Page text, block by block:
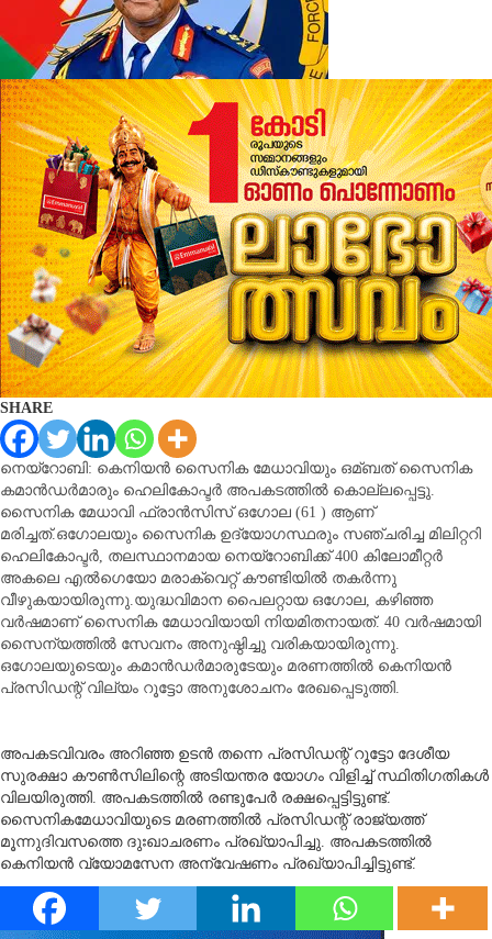
SHARE
നെയ്‌റോബി: കെനിയന്‍ സൈനിക മേധാവിയും ഒമ്ബത് സൈനിക
കമാന്‍ഡര്‍മാരും ഹെലികോപ്ടര്‍ അപകടത്തില്‍ കൊല്ലപ്പെട്ടു.
സൈനിക മേധാവി ഫ്രാന്‍സിസ് ഒഗോല (61 ) ആണ്
മരിച്ചത്.ഒഗോലയും സൈനിക ഉദ്യോഗസ്ഥരും സഞ്ചരിച്ച മിലിറ്ററി
ഹെലികോപ്ടര്‍, തലസ്ഥാനമായ നെയ്‌റോബിക്ക് 400 കിലോമീറ്റര്‍
അകലെ എല്‍ഗെയോ മരാക്വെറ്റ് കൗണ്ടിയില്‍ തകര്‍ന്നു
വീഴുകയായിരുന്നു. യുദ്ധവിമാന പൈലറ്റായ ഒഗോല, കഴിഞ്ഞ
വര്‍ഷമാണ് സൈനിക മേധാവിയായി നിയമിതനായത്. 40 വര്‍ഷമായി
സൈന്യത്തില്‍ സേവനം അനുഷ്ഠിച്ചു വരികയായിരുന്നു.
ഒഗോലയുടെയും കമാന്‍ഡര്‍മാരുടേയും മരണത്തില്‍ കെനിയന്‍
പ്രസിഡന്റ് വില്യം റൂട്ടോ അനുശോചനം രേഖപ്പെടുത്തി.
അപകടവിവരം അറിഞ്ഞ ഉടന്‍ തന്നെ പ്രസിഡന്റ് റൂട്ടോ ദേശീയ
സുരക്ഷാ കൗണ്‍സിലിന്റെ അടിയന്തര യോഗം വിളിച്ച്‌ സ്ഥിതിഗതികള്‍
വിലയിരുത്തി. അപകടത്തില്‍ രണ്ടുപേര്‍ രക്ഷപ്പെട്ടിട്ടുണ്ട്.
സൈനികമേധാവിയുടെ മരണത്തില്‍ പ്രസിഡന്റ് രാജ്യത്ത്
മൂന്നുദിവസത്തെ ദുഃഖാചരണം പ്രഖ്യാപിച്ചു. അപകടത്തില്‍
കെനിയന്‍ വ്യോമസേന അന്വേഷണം പ്രഖ്യാപിച്ചിട്ടുണ്ട്.